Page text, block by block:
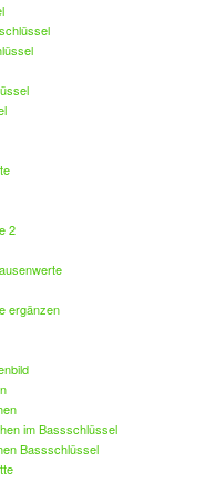
2
ergänzen
im Bassschlüssel
Bassschlüssel